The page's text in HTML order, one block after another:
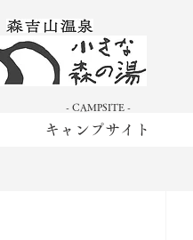
- CAMPSITE -
キャンプサイト